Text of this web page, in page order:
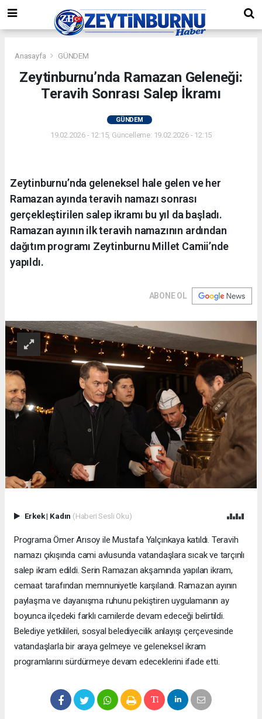
Anasayfa GÜNDEM
Zeytinburnu’nda Ramazan Geleneği:
Teravih Sonrası Salep İkramı
GÜNDEM
19.02.2026 - 12:15, Güncelleme: 19.02.2026 - 12:15
Zeytinburnu’nda geleneksel hale gelen ve her
Ramazan ayında teravih namazı sonrası
gerçekleştirilen salep ikramı bu yıl da başladı.
Ramazan ayının ilk teravih namazının ardından
dağıtım programı Zeytinburnu Millet Camii’nde
yapıldı.
ABONE OL
Erkek| Kadın (Haberi Sesli Oku)
Programa Ömer Arısoy ile Mustafa Yalçınkaya katıldı. Teravih
namazı çıkışında cami avlusunda vatandaşlara sıcak ve tarçınlı
salep ikram edildi. Serin Ramazan akşamında yapılan ikram,
cemaat tarafından memnuniyetle karşılandı. Ramazan ayının
paylaşma ve dayanışma ruhunu pekiştiren uygulamanın ay
boyunca ilçedeki farklı camilerde devam edeceği belirtildi.
Belediye yetkilileri, sosyal belediyecilik anlayışı çerçevesinde
vatandaşlarla bir araya gelmeye ve geleneksel ikram
programlarını sürdürmeye devam edeceklerini ifade etti.